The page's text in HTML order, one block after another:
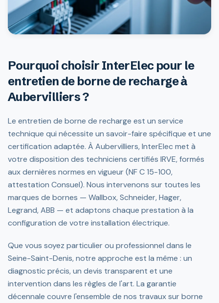
Pourquoi choisir InterElec pour le
entretien de borne de recharge à
Aubervilliers ?
Le entretien de borne de recharge est un service
technique qui nécessite un savoir-faire spécifique et une
certification adaptée. À Aubervilliers, InterElec met à
votre disposition des techniciens certifiés IRVE, formés
aux dernières normes en vigueur (NF C 15-100,
attestation Consuel). Nous intervenons sur toutes les
marques de bornes — Wallbox, Schneider, Hager,
Legrand, ABB — et adaptons chaque prestation à la
configuration de votre installation électrique.
Que vous soyez particulier ou professionnel dans le
Seine-Saint-Denis, notre approche est la même : un
diagnostic précis, un devis transparent et une
intervention dans les règles de l'art. La garantie
décennale couvre l'ensemble de nos travaux sur borne